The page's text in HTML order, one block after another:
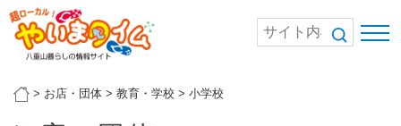
> お店・団体> 教育・学校 > 小学校